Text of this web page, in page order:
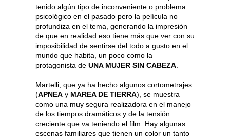
tenido algún tipo de inconveniente o problema
psicológico en el pasado pero la película no
profundiza en el tema, generando la impresión
de que en realidad eso tiene más que ver con su
imposibilidad de sentirse del todo a gusto en el
mundo que habita, un poco como la
protagonista de UNA MUJER SIN CABEZA
Martelli, que ya ha hecho algunos cortometrajes
(APNEA y MAREA DE TIERRA), se muestra
como una muy segura realizadora en el manejo
de los tiempos dramáticos y de la tensión
creciente que va teniendo el film. Hay algunas
escenas familiares que tienen un color un tanto